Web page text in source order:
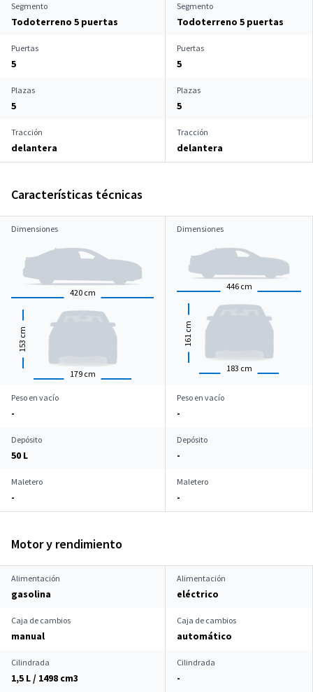
Segmento
Todoterreno 5 puertas
Segmento
Todoterreno 5 puertas
Puertas
5
Puertas
5
Plazas
5
Plazas
5
Tracción
delantera
Tracción
delantera
Características técnicas
Dimensiones
420 cm
179 cm
153
cm
Dimensiones
446 cm
183 cm
161
cm
Peso en vacío
-
Peso en vacío
-
Depósito
50 L
Depósito
-
Maletero
-
Maletero
-
Motor y rendimiento
Alimentación
gasolina
Alimentación
eléctrico
Caja de cambios
manual
Caja de cambios
automático
Cilindrada
1,5 L / 1498 cm3
Cilindrada
-